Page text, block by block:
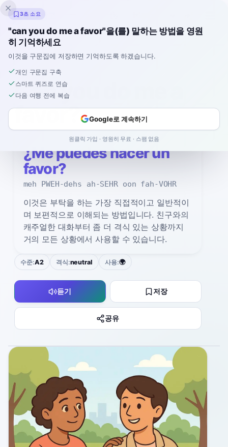
잉클링고
스페인어›말하는 법›Can you do me a favor?
말하는 법
Can you do me a
favor?
스페인어로
¿Me puedes hacer un
favor?
meh PWEH-dehs ah-SEHR oon fah-VOHR
이것은 부탁을 하는 가장 직접적이고 일반적이
며 보편적으로 이해되는 방법입니다. 친구와의
캐주얼한 대화부터 좀 더 격식 있는 상황까지
거의 모든 상황에서 사용할 수 있습니다.
수준:A2 격식:neutral 사용:🌍
듣기 저장
공유
3초 소요
"can you do me a favor"을(를) 말하는 방법을 영원
히 기억하세요
이것을 구문집에 저장하면 기억하도록 하겠습니다.
개인 구문집 구축
스마트 퀴즈로 연습
다음 여행 전에 복습
Google로 계속하기
원클릭 가입 · 영원히 무료 · 스팸 없음